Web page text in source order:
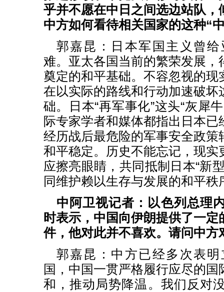
乎并不愿在中日之间选边站队，
中方如何看待相关国家的这种“
郭嘉昆：日本军国主义曾
难。亚太各国当前的繁荣发展，
奠定的和平基础。不容忽视的现
在以实际的路线和行动加速破坏
础。日本“再军事化”这头“灰犀
际专家学者和媒体都指出日本
经历战后最危险的军事安全政策
和平稳定。历史不能忘记，现实
应擦亮眼睛，共同抵制日本“新
同维护赖以生存与发展的和平秩
中阿卫视记者：以色列总理
时表示，中国向伊朗提供了一
件，他对此并不喜欢。请问中方
郭嘉昆：中方已经多次表
国，中国一贯严格履行应尽的
和，推动局势降温。我们反对